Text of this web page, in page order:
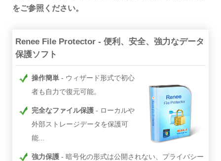
をご参照ください。
Renee File Protector - 便利、安全、強力なデータ
保護ソフト
操作簡単
ウィザード形式で初心
者も自力で復元可能。
完全なファイル保護
ローカルや
外部ストレージデータを保護可
能...
強力保護
暗号化の形式は公開されない、プライバシー